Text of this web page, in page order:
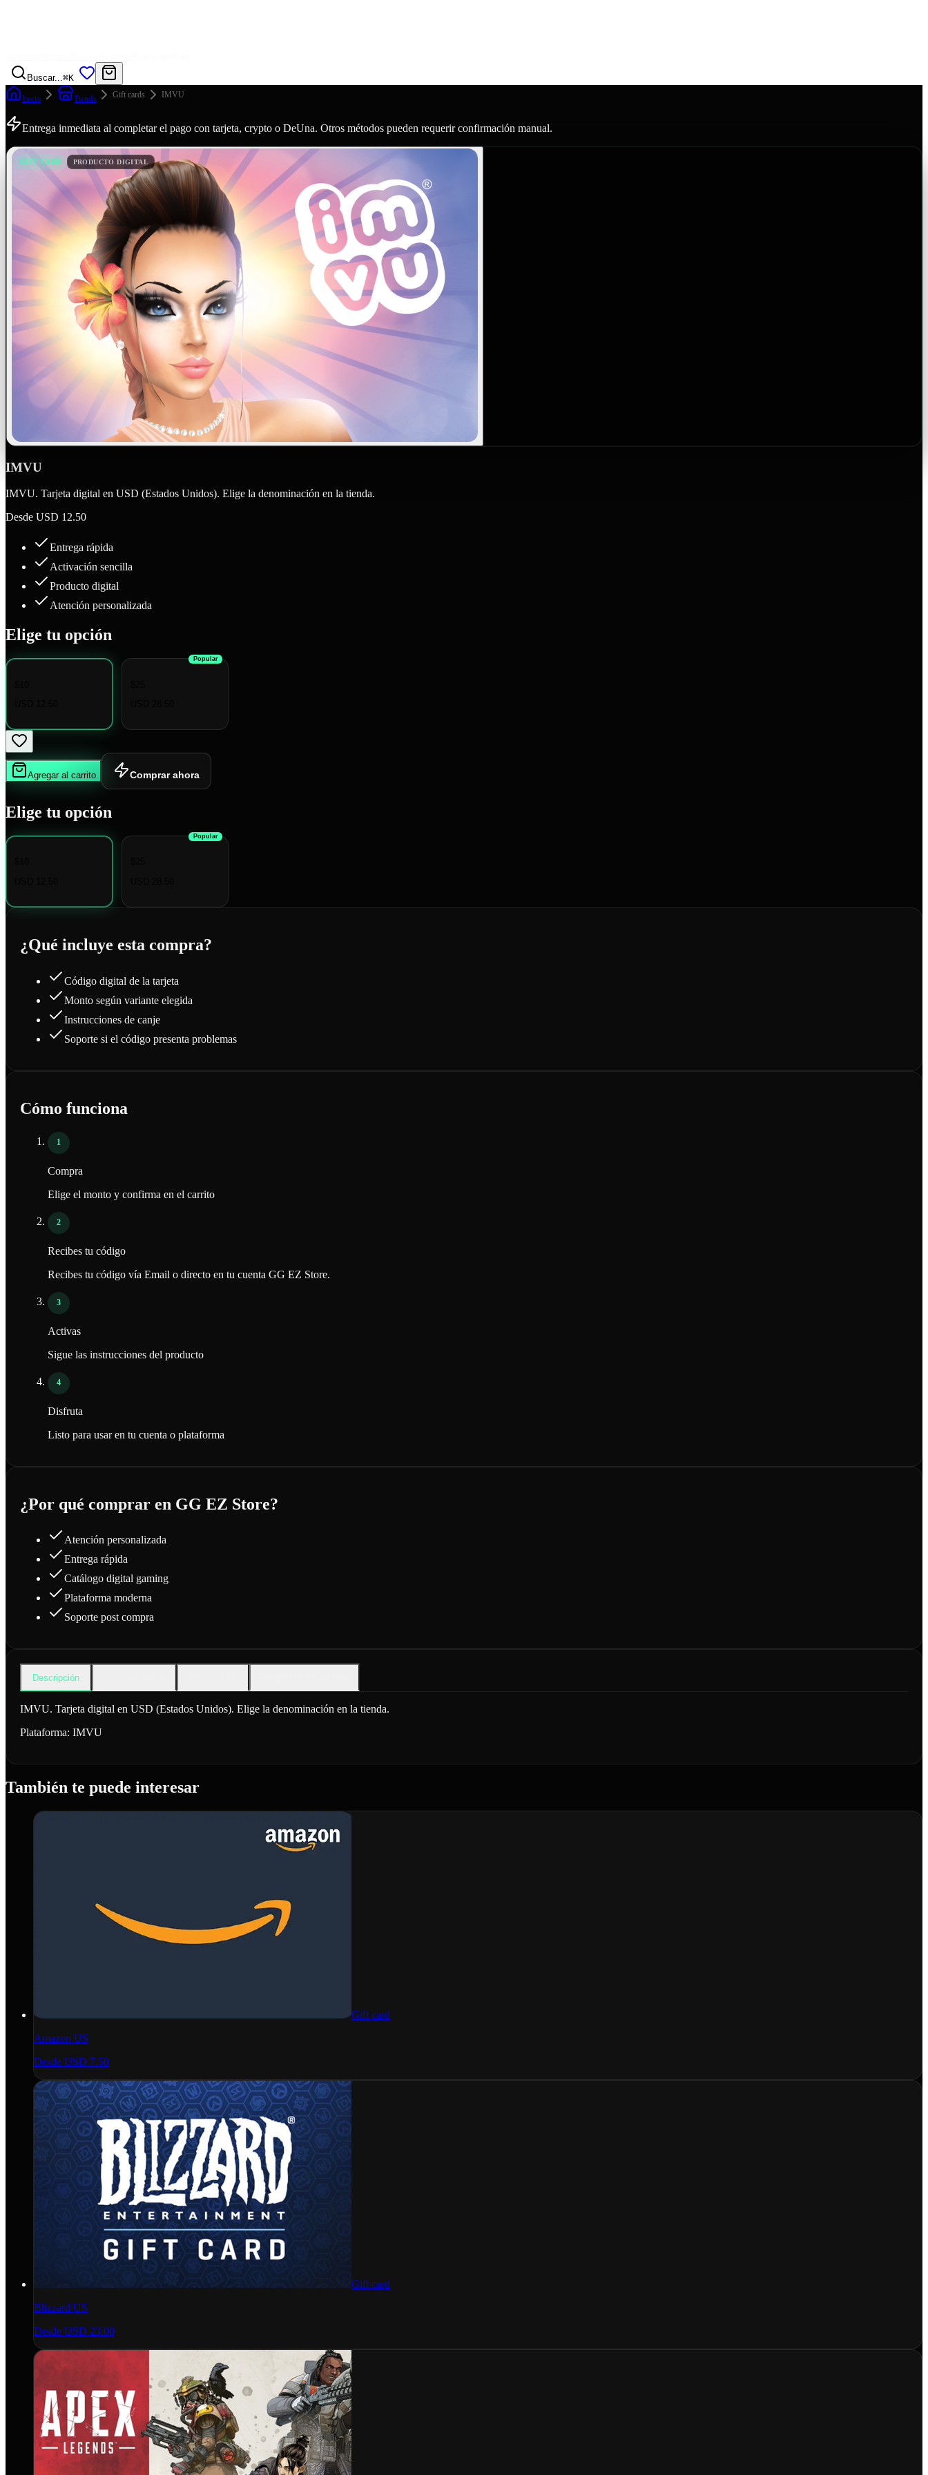
Buscar...⌘K
Inicio Tienda Gift cards IMVU
Entrega inmediata al completar el pago con tarjeta, crypto o DeUna. Otros métodos pueden requerir confirmación manual.
GIFT CARD PRODUCTO DIGITAL
IMVU
IMVU. Tarjeta digital en USD (Estados Unidos). Elige la denominación en la tienda.
Desde USD 12.50
Entrega rápida
Activación sencilla
Producto digital
Atención personalizada
Elige tu opción
Popular
Agregar al carrito Comprar ahora
Elige tu opción
Popular
¿Qué incluye esta compra?
Código digital de la tarjeta
Monto según variante elegida
Instrucciones de canje
Soporte si el código presenta problemas
Cómo funciona
1
Compra
Elige el monto y confirma en el carrito
2
Recibes tu código
Recibes tu código vía Email o directo en tu cuenta GG EZ Store.
3
Activas
Sigue las instrucciones del producto
4
Disfruta
Listo para usar en tu cuenta o plataforma
¿Por qué comprar en GG EZ Store?
Atención personalizada
Entrega rápida
Catálogo digital gaming
Plataforma moderna
Soporte post compra
Descripción
IMVU. Tarjeta digital en USD (Estados Unidos). Elige la denominación en la tienda.
Plataforma: IMVU
También te puede interesar
Gift card
Amazon US
Desde USD 7.50
Gift card
Blizzard US
Desde USD 23.00